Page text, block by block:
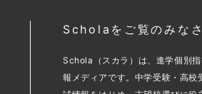
Scholaをご覧のみな
Schola（スカラ）は、進学個別
報メディアです。中学受験・高校